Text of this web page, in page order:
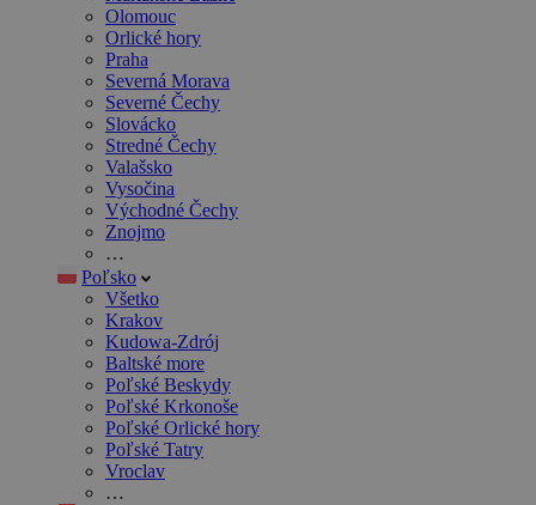
Olomouc
Orlické hory
Praha
Severná Morava
Severné Čechy
Slovácko
Stredné Čechy
Valašsko
Vysočina
Východné Čechy
Znojmo
…
Poľsko
Všetko
Krakov
Kudowa-Zdrój
Baltské more
Poľské Beskydy
Poľské Krkonoše
Poľské Orlické hory
Poľské Tatry
Vroclav
…